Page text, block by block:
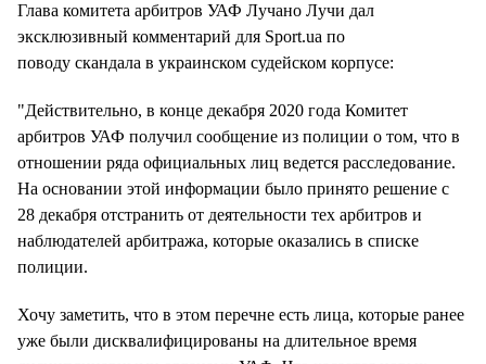
Глава комитета арбитров УАФ Лучано Лучи дал
эксклюзивный комментарий для Sport.ua по
поводу скандала в украинском судейском корпусе:
"Действительно, в конце декабря 2020 года Комитет
арбитров УАФ получил сообщение из полиции о том, что в
отношении ряда официальных лиц ведется расследование.
На основании этой информации было принято решение с
28 декабря отстранить от деятельности тех арбитров и
наблюдателей арбитража, которые оказались в списке
полиции.
Хочу заметить, что в этом перечне есть лица, которые ранее
уже были дисквалифицированы на длительное время